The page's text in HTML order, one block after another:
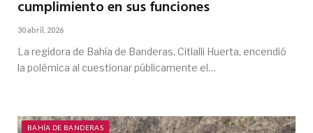
cumplimiento en sus funciones
30 abril, 2026
La regidora de Bahía de Banderas, Citlalli Huerta, encendió
la polémica al cuestionar públicamente el…
BAHÍA DE BANDERAS